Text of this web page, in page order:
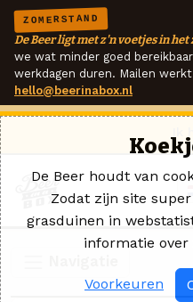
ZOMERSTAND
De Beer ligt met z'n voetjes in het
we wat minder goed
werkdagen duren. Mailen
hello@beerinabox.nl
De Beer houdt van
Zodat zijn site
grasduinen in
informatie over
Voorkeuren